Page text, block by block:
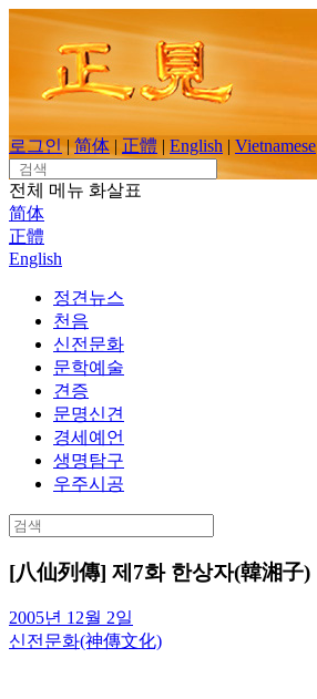
Skip
content
로그인 | 简体 | 正體 | English | Vietnamese
Search
for:
전체 메뉴 화살표
简体
正體
English
정견뉴스
천음
신전문화
문학예술
견증
문명신견
경세예언
생명탐구
우주시공
Search
for:
[八仙列傳] 제7화 한상자(韓湘子)
2005년 12월 2일
신전문화(神傳文化)